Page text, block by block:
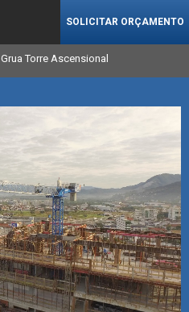
SOLICITAR ORÇAMENTO
Grua Torre Ascensional